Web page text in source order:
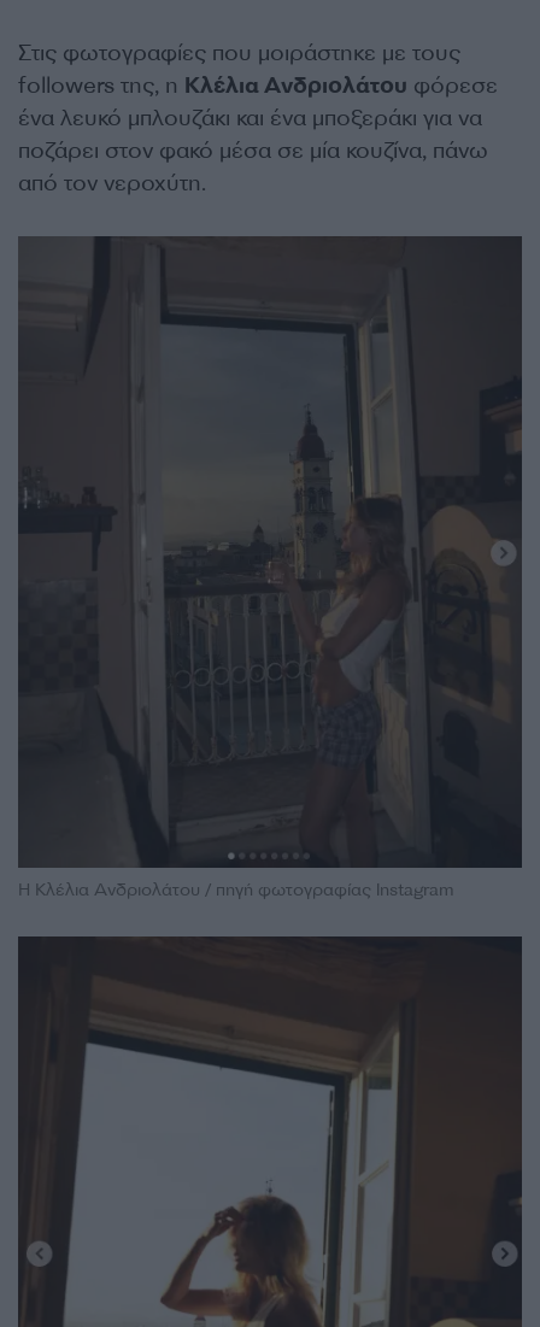
Στις φωτογραφίες που μοιράστηκε με τους
followers της, η Κλέλια Ανδριολάτου φόρεσε
ένα λευκό μπλουζάκι και ένα μποξεράκι για να
ποζάρει στον φακό μέσα σε μία κουζίνα, πάνω
από τον νεροχύτη.
Η Κλέλια Ανδριολάτου / πηγή φωτογραφίας Instagram